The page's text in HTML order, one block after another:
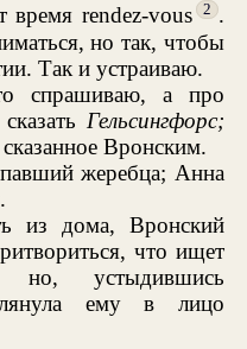
время rendez-vous
2 .
но так, чтобы
Так и устраиваю.
а про
Гельсингфорс;
сказанное Вронским.
жеребца; Анна
из дома, Вронский
что ищет
но, устыдившись
ему в лицо